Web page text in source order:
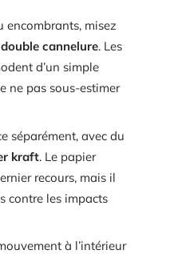
encombrants, misez
cannelure. Les
d’un simple
ne pas sous-estimer
séparément, avec du
kraft. Le papier
recours, mais il
contre les impacts
à l’intérieur